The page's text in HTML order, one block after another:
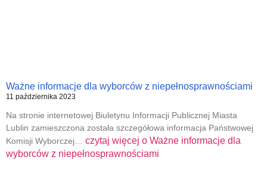
Ważne informacje dla wyborców z niepełnosprawnościami
11 października 2023
Na stronie internetowej Biuletynu Informacji Publicznej Miasta
Lublin zamieszczona została szczegółowa informacja Państwowej
Komisji Wyborczej… czytaj więcej o Ważne informacje dla
wyborców z niepełnosprawnościami